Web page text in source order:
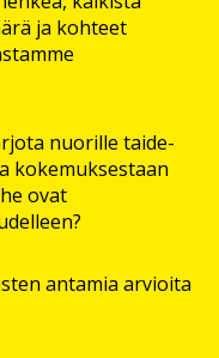
ja kohteet
nuorille taide-
kokemuksestaan
ovat
antamia arvioita